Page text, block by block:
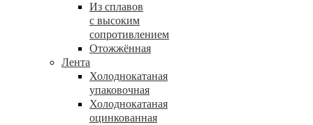
Из сплавов
с высоким
сопротивлением
Отожжённая
Лента
Холоднокатаная
упаковочная
Холоднокатаная
оцинкованная